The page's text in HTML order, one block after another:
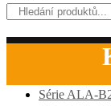
Série ALA-